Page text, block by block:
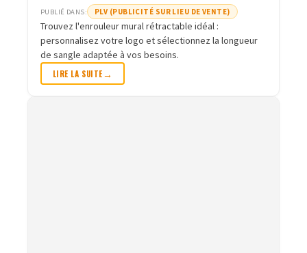
PUBLIÉ DANS: PLV (PUBLICITÉ SUR LIEU DE VENTE)
Trouvez l'enrouleur mural rétractable idéal :
personnalisez votre logo et sélectionnez la longueur
de sangle adaptée à vos besoins.
LIRE LA SUITE